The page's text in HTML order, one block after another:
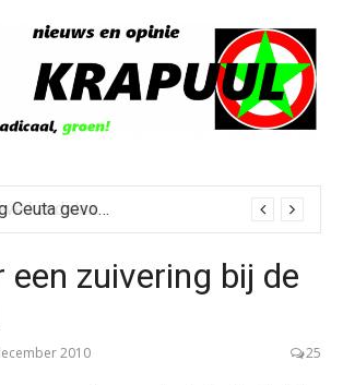
Bestorming Ceuta gevolg van op sociale media verspreide hoax?
een zuivering bij de
2010 25